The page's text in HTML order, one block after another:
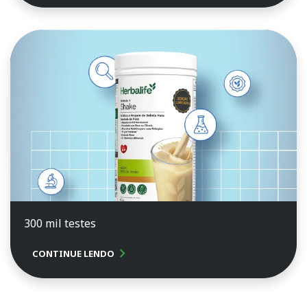
300 mil testes
CONTINUE LENDO chevron_right